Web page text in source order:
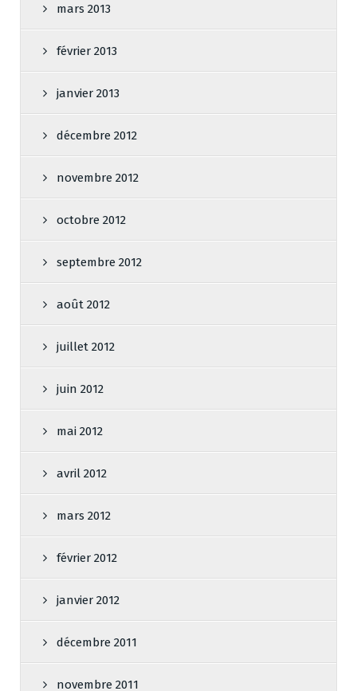
mars 2013
février 2013
janvier 2013
décembre 2012
novembre 2012
octobre 2012
septembre 2012
août 2012
juillet 2012
juin 2012
mai 2012
avril 2012
mars 2012
février 2012
janvier 2012
décembre 2011
novembre 2011